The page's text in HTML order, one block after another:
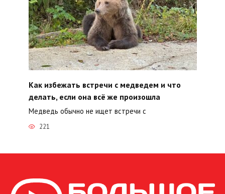
Как избежать встречи с медведем и что
делать, если она всё же произошла
Медведь обычно не ищет встречи с
221